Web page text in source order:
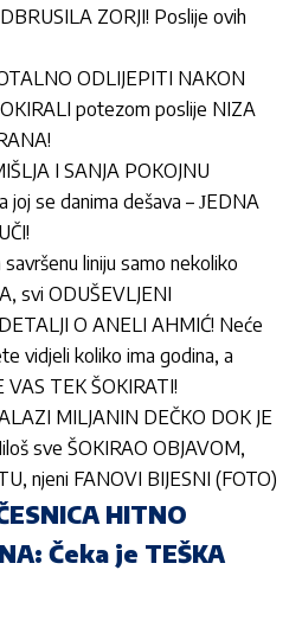
ZORJI! Poslije ovih
ODLIJEPITI NAKON
potezom poslije NIZA
I SANJA POKOJNU
joj se danima dešava – ЈEDNA
liniju samo nekoliko
svi ODUŠEVLJENI
O ANELI AHMIĆ! Neće
vidjeli koliko ima godina, a
VAS TEK ŠOKIRATI!
MILJANIN DEČKO DOK JE
sve ŠOKIRAO OBJAVOM,
njeni FANOVI BIJESNI (FOTO)
HITNO
Čeka je TEŠKA